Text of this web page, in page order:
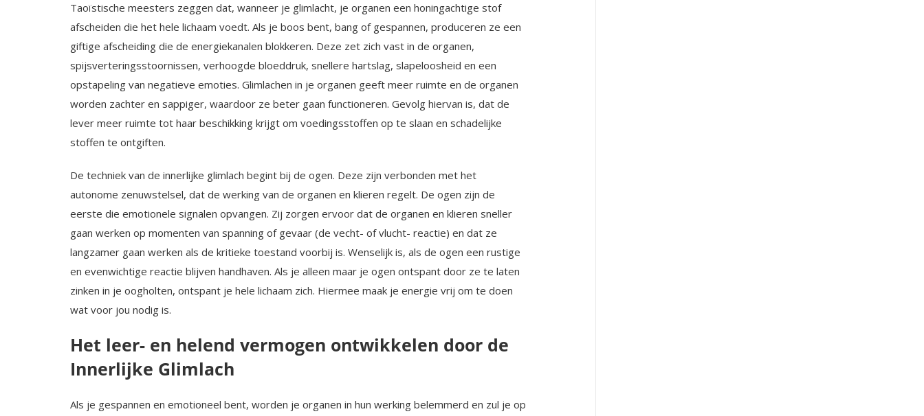
Taoïstische meesters zeggen dat, wanneer je glimlacht, je organen een honingachtige stof
afscheiden die het hele lichaam voedt. Als je boos bent, bang of gespannen, produceren ze een
giftige afschei­ding die de energiekanalen blokkeren. Deze zet zich vast in de organen,
spijsverteringsstoornissen, verhoogde bloed­druk, snellere hartslag, slapeloosheid en een
opstapeling van negatieve emoties. Glimlachen in je organen geeft meer ruimte en de organen
worden zachter en sappiger, waardoor ze beter gaan functioneren. Gevolg hiervan is, dat de
lever meer ruim­te tot haar beschikking krijgt om voedingsstoffen op te slaan en schadelijke
stoffen te ontgiften.
De techniek van de innerlijke glimlach begint bij de ogen. Deze zijn verbonden met het
autonome zenuwstelsel, dat de werking van de or­ganen en klieren regelt. De ogen zijn de
eerste die emotionele signa­len opvangen. Zij zorgen ervoor dat de organen en klieren sneller
gaan werken op momenten van spanning of gevaar (de vecht- of vlucht- reactie) en dat ze
langzamer gaan werken als de kritieke toestand voorbij is. Wenselijk is, als de ogen een rustige
en evenwichtige reactie blijven handhaven. Als je alleen maar je ogen ontspant door ze te laten
zinken in je oogholten, ontspant je hele lichaam zich. Hiermee maak je energie vrij om te doen
wat voor jou nodig is.
Het leer- en helend vermogen ontwikkelen door de
Innerlijke Glimlach
Als je gespannen en emotioneel bent, worden je organen in hun werking belemmerd en zul je op